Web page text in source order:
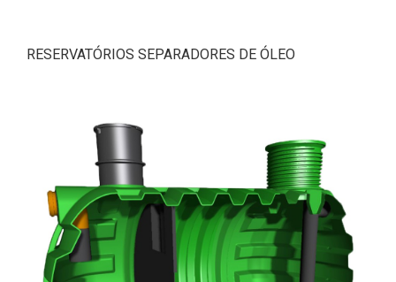
RESERVATÓRIOS SEPARADORES DE ÓLEO